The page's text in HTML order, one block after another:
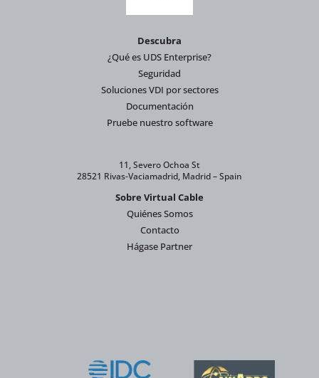
Descubra
¿Qué es UDS Enterprise?
Seguridad
Soluciones VDI por sectores
Documentación
Pruebe nuestro software
11, Severo Ochoa St
28521 Rivas-Vaciamadrid, Madrid – Spain
Sobre Virtual Cable
Quiénes Somos
Contacto
Hágase Partner